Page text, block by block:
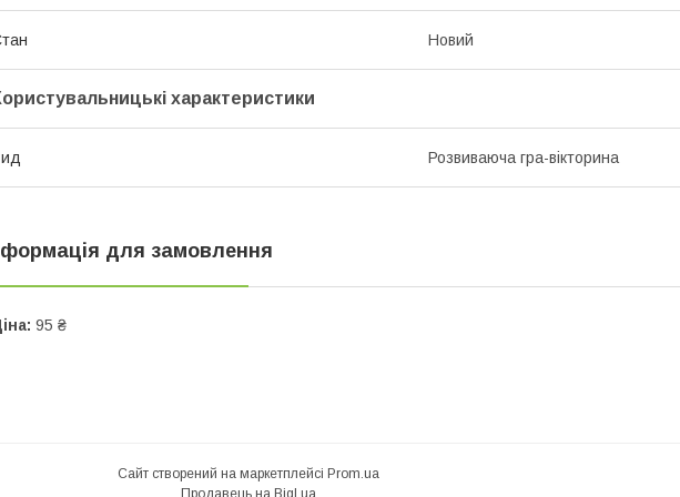
Новий
характеристики
Розвиваюча гра-вікторина
для замовлення
95 ₴
Сайт створений на маркетплейсі Prom.ua
Продавець на Bigl.ua